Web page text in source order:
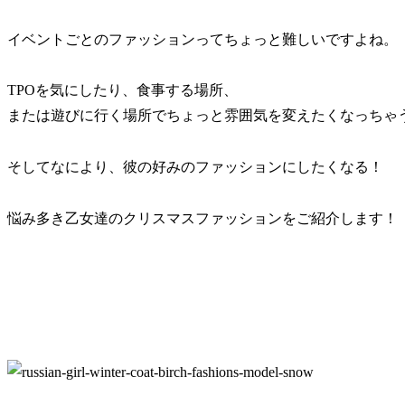
イベントごとのファッションってちょっと難しいですよね。
TPOを気にしたり、食事する場所、
または遊びに行く場所でちょっと雰囲気を変えたくなっちゃ
そしてなにより、彼の好みのファッションにしたくなる！
悩み多き乙女達のクリスマスファッションをご紹介します！